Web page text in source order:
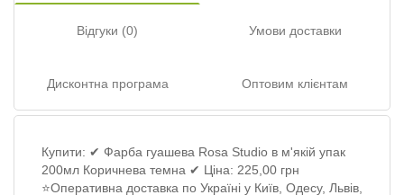
Відгуки (0) Умови доставки
Дисконтна програма Оптовим клієнтам
Купити: ✔ Фарба гуашева Rosa Studio в м'якій упак
200мл Коричнева темна ✔ Ціна: 225,00 грн
⭐Оперативна доставка по Україні у Київ, Одесу, Львів,